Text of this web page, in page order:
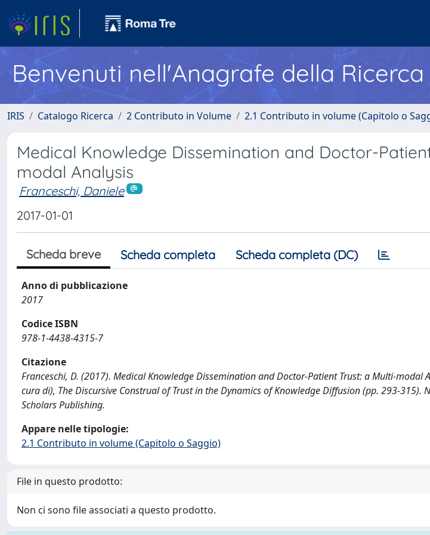
Benvenuti nell'Anagrafe della
IRIS Catalogo Ricerca 2 Contributo in Volume 2.1 Contributo in volume (Capitolo o
Medical Knowledge Dissemination and Doctor-
modal Analysis
Franceschi, Daniele
2017-01-01
Scheda breve Scheda completa Scheda completa (DC)
Anno di pubblicazione
2017
Codice ISBN
978-1-4438-4315-7
Citazione
Franceschi, D. (2017). Medical Knowledge Dissemination and Doctor-Patient Trust: a Multi-modal
cura di), The Discursive Construal of Trust in the Dynamics of Knowledge Diffusion (pp. 293-315).
Scholars Publishing.
Appare nelle tipologie:
2.1 Contributo in volume (Capitolo o Saggio)
File in questo prodotto:
Non ci sono file associati a questo prodotto.